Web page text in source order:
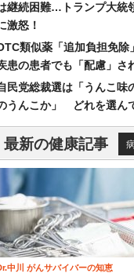
継続困難…トランプ大統
激怒！
類似薬「追加負担免
患の患者でも「配慮」さ
民党総裁選は「うんこ味
うんこか」 どれを選ん
最新の健康記事
中川 がんサバイバーの知恵